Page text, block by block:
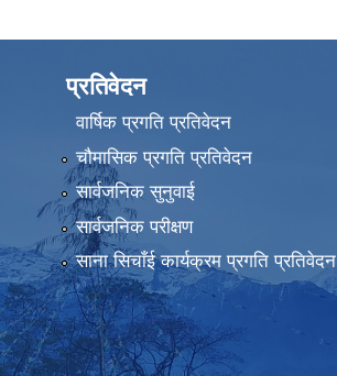
प्रतिवेदन
वार्षिक प्रगति प्रतिवेदन
चौमासिक प्रगति प्रतिवेदन
सार्वजनिक सुनुवाई
सार्वजनिक परीक्षण
साना सिचाँई कार्यक्रम प्रगति प्रतिवेदन